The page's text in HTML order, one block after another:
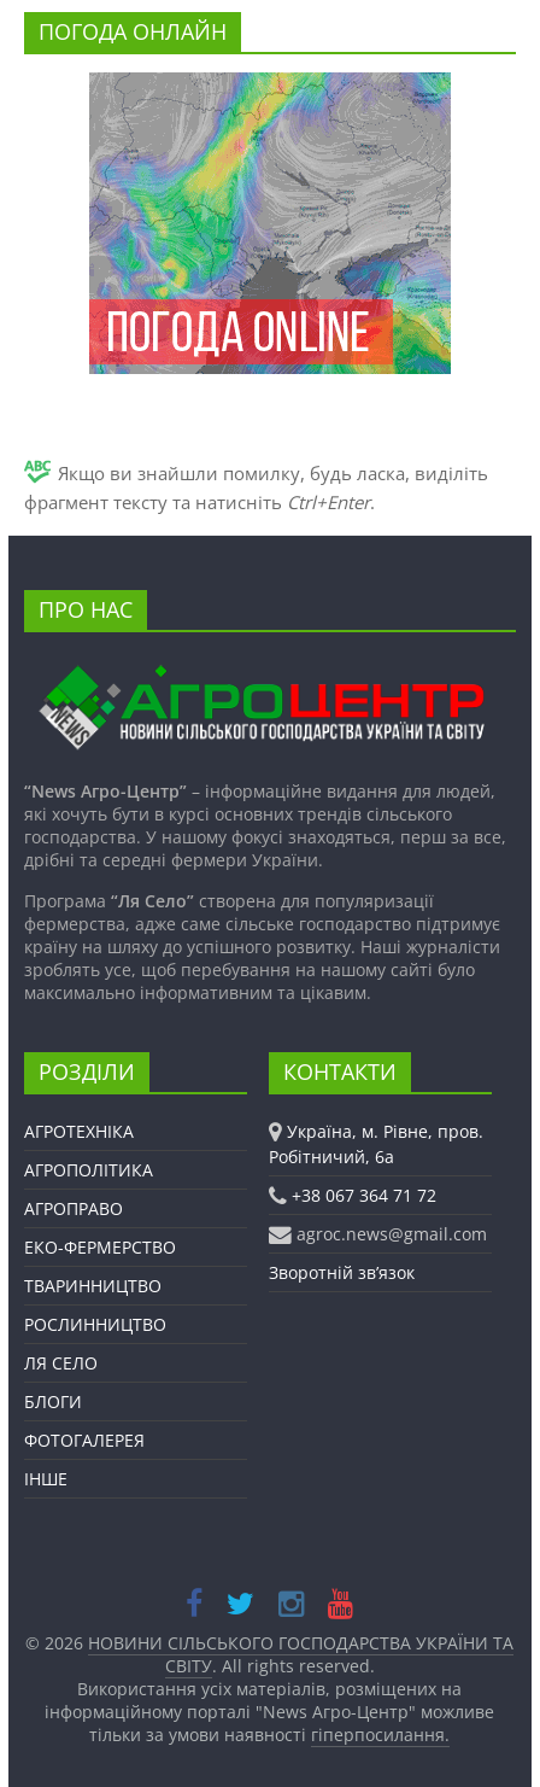
ПОГОДА ОНЛАЙН
Якщо ви знайшли помилку, будь ласка, виділіть
фрагмент тексту та натисніть Ctrl+Enter.
ПРО НАС
“News Агро-Центр”– інформаційне видання для людей,
які хочуть бути в курсі основних трендів сільського
господарства. У нашому фокусі знаходяться, перш за все,
дрібні та середні фермери України.
Програма “Ля Село”створена для популяризації
фермерства, адже саме сільське господарство підтримує
країну на шляху до успішного розвитку. Наші журналісти
зроблять усе, щоб перебування на нашому сайті було
максимально інформативним та цікавим.
РОЗДІЛИ
АГРОТЕХНІКА
АГРОПОЛІТИКА
АГРОПРАВО
ЕКО-ФЕРМЕРСТВО
ТВАРИННИЦТВО
РОСЛИННИЦТВО
ЛЯ СЕЛО
БЛОГИ
ФОТОГАЛЕРЕЯ
ІНШЕ
КОНТАКТИ
Україна, м. Рівне, пров.
Робітничий, 6а
+38 067 364 71 72
agroc.news@gmail.com
Зворотній зв’язок
© 2026 НОВИНИ СІЛЬСЬКОГО ГОСПОДАРСТВА УКРАЇНИ ТА
СВІТУ. All rights reserved.
Використання усіх матеріалів, розміщених на
інформаційному порталі "News Агро-Центр" можливе
тільки за умови наявності гіперпосилання.